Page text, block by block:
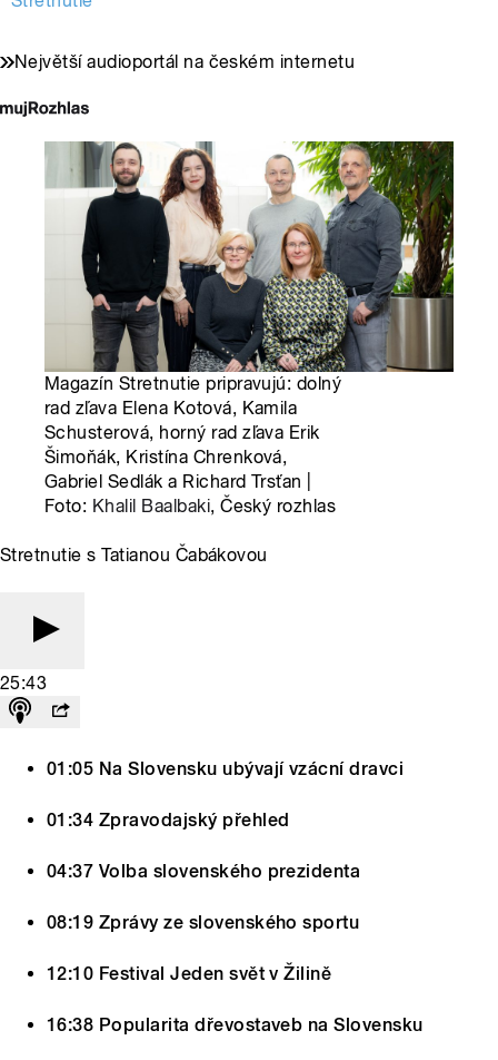
Největší audioportál na českém internetu
Magazín Stretnutie pripravujú: dolný
rad zľava Elena Kotová, Kamila
Schusterová, horný rad zľava Erik
Šimoňák, Kristína Chrenková,
Gabriel Sedlák a Richard Trsťan |
Foto: Khalil Baalbaki, Český rozhlas
Stretnutie s Tatianou Čabákovou
25:43
01:05 Na Slovensku ubývají vzácní dravci
01:34 Zpravodajský přehled
04:37 Volba slovenského prezidenta
08:19 Zprávy ze slovenského sportu
12:10 Festival Jeden svět v Žilině
16:38 Popularita dřevostaveb na Slovensku